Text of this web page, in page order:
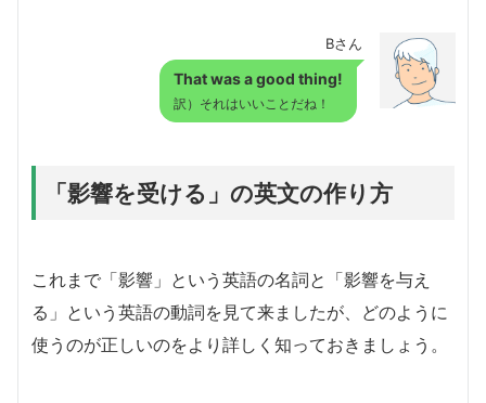
Bさん
That was a good thing!
訳）それはいいことだね！
「影響を受ける」の英文の作り方
これまで「影響」という英語の名詞と「影響を与え
る」という英語の動詞を見て来ましたが、どのように
使うのが正しいのをより詳しく知っておきましょう。